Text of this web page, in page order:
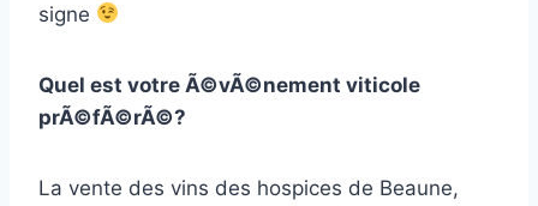
signe
Quel est votre Ã©vÃ©nement viticole
prÃ©fÃ©rÃ©?
La vente des vins des hospices de Beaune,